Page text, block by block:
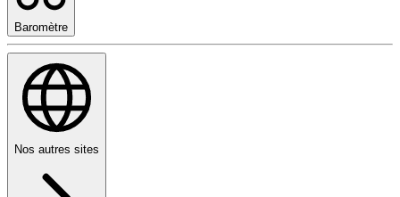
Baromètre
Nos autres sites